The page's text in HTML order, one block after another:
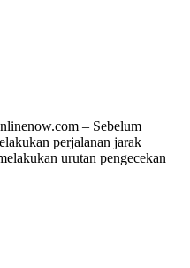
– Sebelum
perjalanan jarak
urutan pengecekan